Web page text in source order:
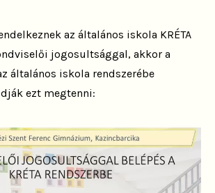
az általános iskola KRÉTA
jogosultsággal, akkor a
általános iskola rendszerébe
ezt megtenni: